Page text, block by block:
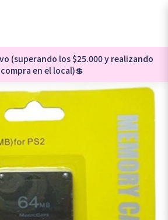
(superando los $25.000 y realizando
en el local)💲